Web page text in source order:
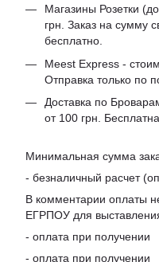
Магазины Розетки
грн. Заказ на сумму
бесплатно.
Meest Express -
Отправка только по
Доставка по
от 100 грн.
Минимальная сумма
- безналичный расчет
В комментарии оплаты
ЕГРПОУ для
- оплата при получении
- оплата при получении